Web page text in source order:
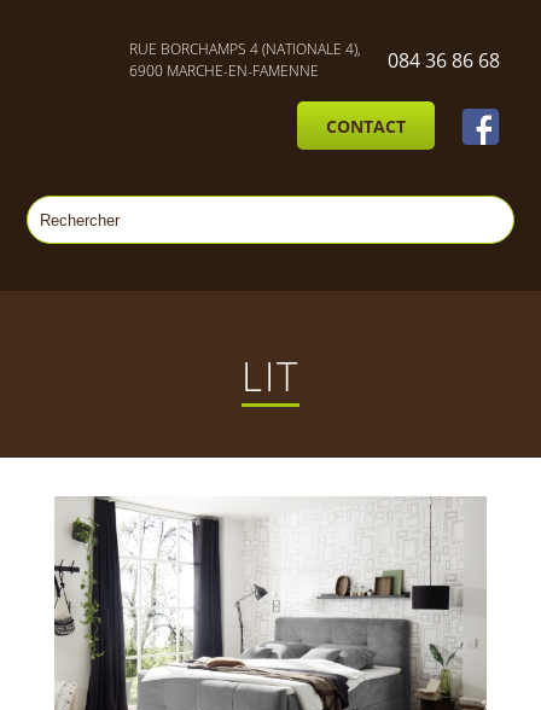
RUE BORCHAMPS 4 (NATIONALE 4),
6900 MARCHE-EN-FAMENNE
084 36 86 68
CONTACT
LIT